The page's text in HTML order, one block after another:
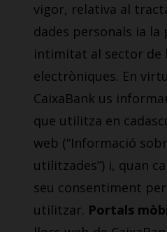
vigor, relativa al
dades personals ia la
intimitat al sector de
electròniques. En
CaixaBank us
que utilitza en
web (“Informació
utilitzades”) i, quan
seu consentiment
utilitzar. Portals